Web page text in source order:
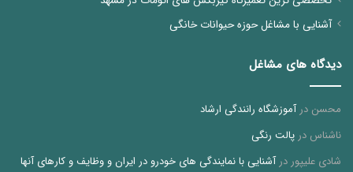
آشنایی با مشاغل حوزه حیوانات خانگی
دیدگاه های مشاغل
محسن درآموزشگاه رانندگی ارشاد
ناشناس در پالت رنگی
شادی علیپور درآشنایی با نمایندگی های خودرو در ایران و وظایف و کارهای آنها